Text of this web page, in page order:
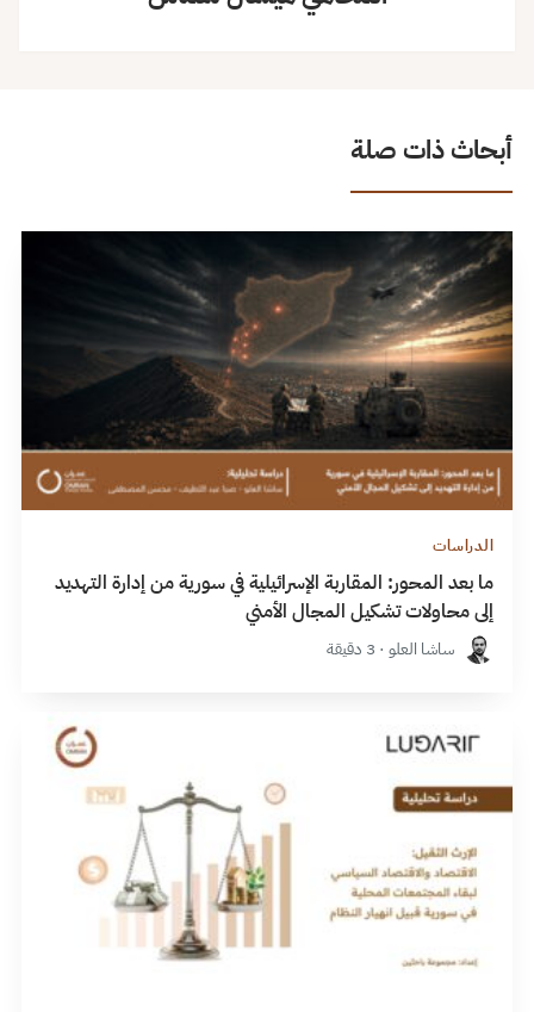
أبحاث ذات صلة
الدراسات
ما بعد المحور: المقاربة الإسرائيلية في سورية من إدارة التهديد
إلى محاولات تشكيل المجال الأمني
ساشا العلو · 3 دقيقة